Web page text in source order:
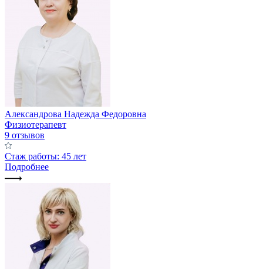
Александрова Надежда Федоровна
Физиотерапевт
9 отзывов
Стаж работы: 45 лет
Подробнее